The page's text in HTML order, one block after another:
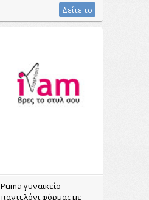
Δείτε το
Puma γυναικείο
παντελόνι φόρμας με